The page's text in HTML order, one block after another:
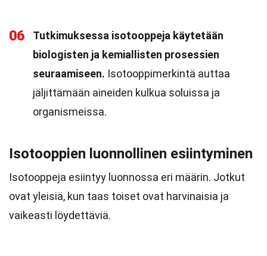
06
Tutkimuksessa isotooppeja käytetään
biologisten ja kemiallisten prosessien
seuraamiseen. Isotooppimerkintä auttaa
jäljittämään aineiden kulkua soluissa ja
organismeissa.
Isotooppien luonnollinen esiintyminen
Isotooppeja esiintyy luonnossa eri määrin. Jotkut
ovat yleisiä, kun taas toiset ovat harvinaisia ja
vaikeasti löydettäviä.